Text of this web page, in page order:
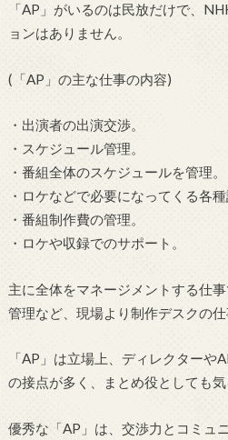
「AP」がいるのは民放だけで、
ョンはありません。
(「AP」の主な仕事の内容)
・出演者の出演交渉。
・スケジュール管理。
・番組全体のスケジュールを管理。
・ロケなどで必要になってくる各種
・番組制作費の管理。
・ロケや収録でのサポート。
主に全体をマネージメントする仕
管理など、現場より制作デスクの仕
「AP」は立場上、ディレクターや
の接点が多く、まとめ役としても気
優秀な「AP」は、交渉力とコミュ